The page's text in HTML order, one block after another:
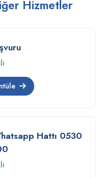
Hizmetler
Hattı 0530